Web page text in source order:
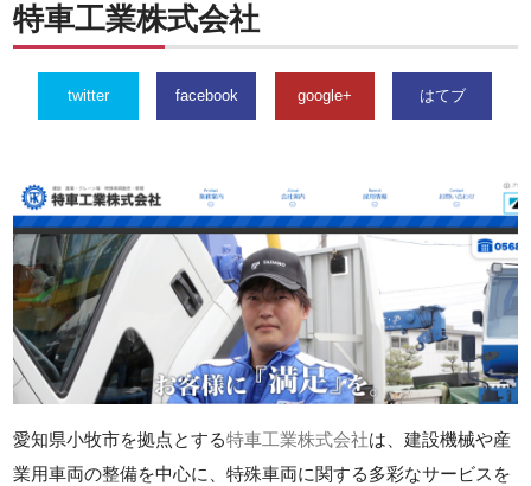
特車工業株式会社
twitter facebook google+ はてブ
愛知県小牧市を拠点とする特車工業株式会社は、建設機械や産
業用車両の整備を中心に、特殊車両に関する多彩なサービスを